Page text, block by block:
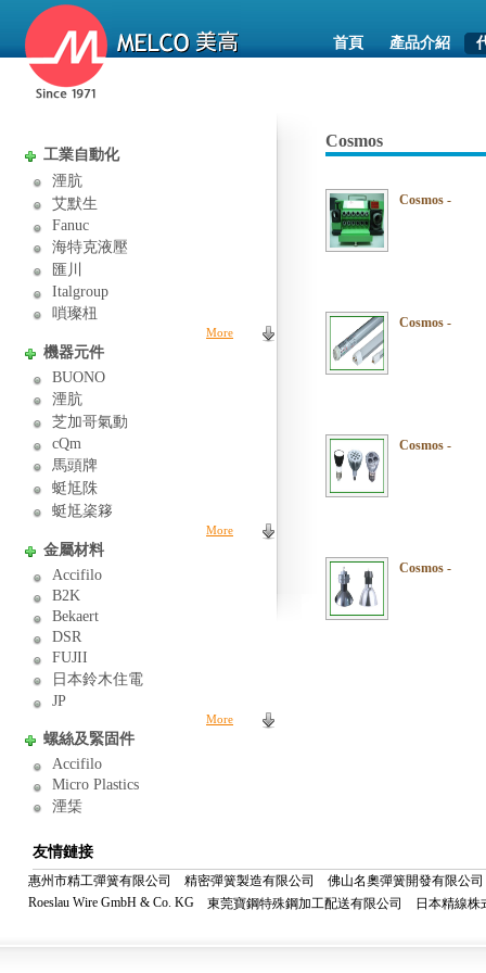
首頁 產品介紹
工業自動化
湮肮
艾默生
Fanuc
海特克液壓
匯川
Italgroup
嗩璨杻
More
機器元件
BUONO
湮肮
芝加哥氣動
cQm
馬頭牌
蜓尪陎
蜓尪秶簃
More
金屬材料
Accifilo
B2K
Bekaert
DSR
FUJII
日本鈴木住電
JP
More
螺絲及緊固件
Accifilo
Micro Plastics
湮栠
Cosmos
Cosmos -
Cosmos -
Cosmos -
Cosmos -
友情鏈接
惠州市精工彈簧有限公司 精密彈簧製造有限公司
佛山名奧彈簧開發有限公司
Roeslau Wire GmbH & Co. KG
東莞寶鋼特殊鋼加工配送有限公司 日本精線株